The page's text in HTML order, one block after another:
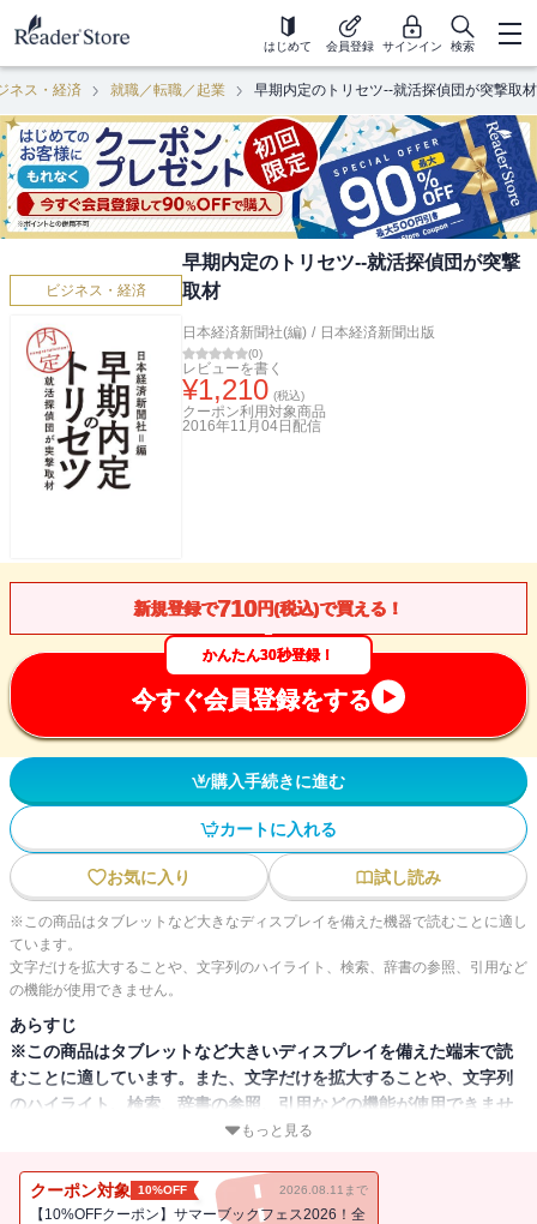
はじめて 会員登録 サインイン 検索
ネス・経済 就職／転職／起業 早期内定のトリセツ--就活探偵団が突撃取材
ビジネス・経済
早期内定のトリセツ--就活探偵団が突撃
取材
日本経済新聞社(編) / 日本経済新聞出版
(0)
レビューを書く
¥1,210 (税込)
クーポン利用対象商品
2016年11月04日 配信
新規登録で710円(税込)で買える！
かんたん30秒登録！
今すぐ会員登録をする
購入手続きに進む
カートに入れる
お気に入り 試し読み
※この商品はタブレットなど大きなディスプレイを備えた機器で読むことに適し
ています。
文字だけを拡大することや、文字列のハイライト、検索、辞書の参照、引用など
の機能が使用できません。
あらすじ
※この商品はタブレットなど大きいディスプレイを備えた端末で読
むことに適しています。また、文字だけを拡大することや、文字列
のハイライト、検索、辞書の参照、引用などの機能が使用できませ
【日経電子版で大人気の連載、「就活探偵団」と曽和利光氏の「シ
ューカツ都市伝説を斬る! 」が書籍になりました! 】
もっと見る
クーポン対象 10%OFF 2026.08.11まで
【10%OFFクーポン】サマーブックフェス2026！全